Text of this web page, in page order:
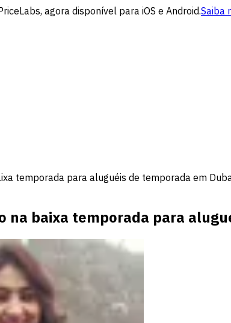
agora disponível para iOS e Android.Saiba
temporada para aluguéis de temporada em
na baixa temporada para